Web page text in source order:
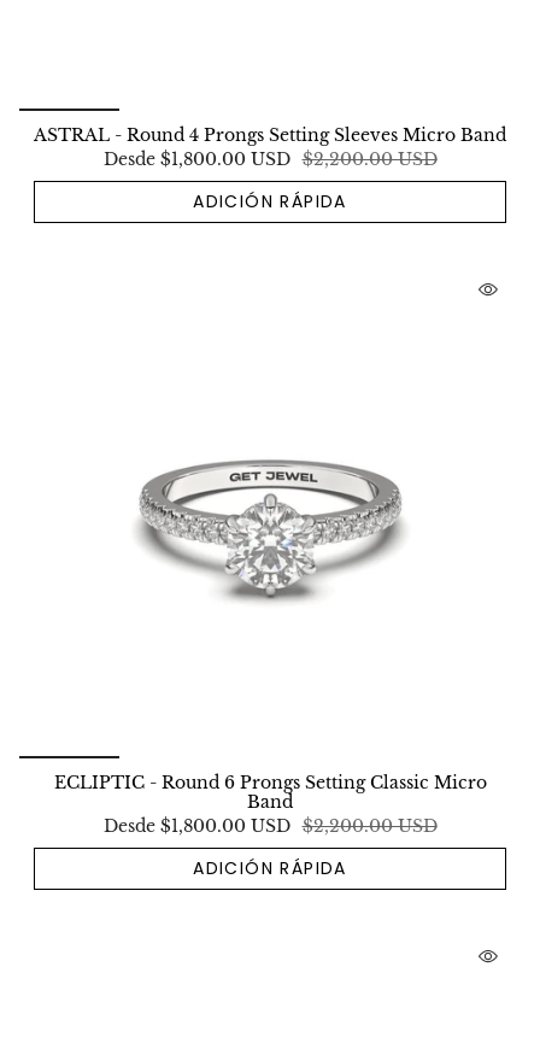
ASTRAL - Round 4 Prongs Setting Sleeves Micro Band
Desde$1,800.00 USD $2,200.00 USD
ADICIÓN RÁPIDA
ECLIPTIC - Round 6 Prongs Setting Classic Micro
Band
Desde$1,800.00 USD $2,200.00 USD
ADICIÓN RÁPIDA